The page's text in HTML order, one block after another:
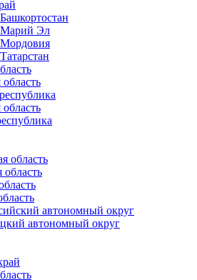
Марий Эл
область
область
автономный округ
автономный округ